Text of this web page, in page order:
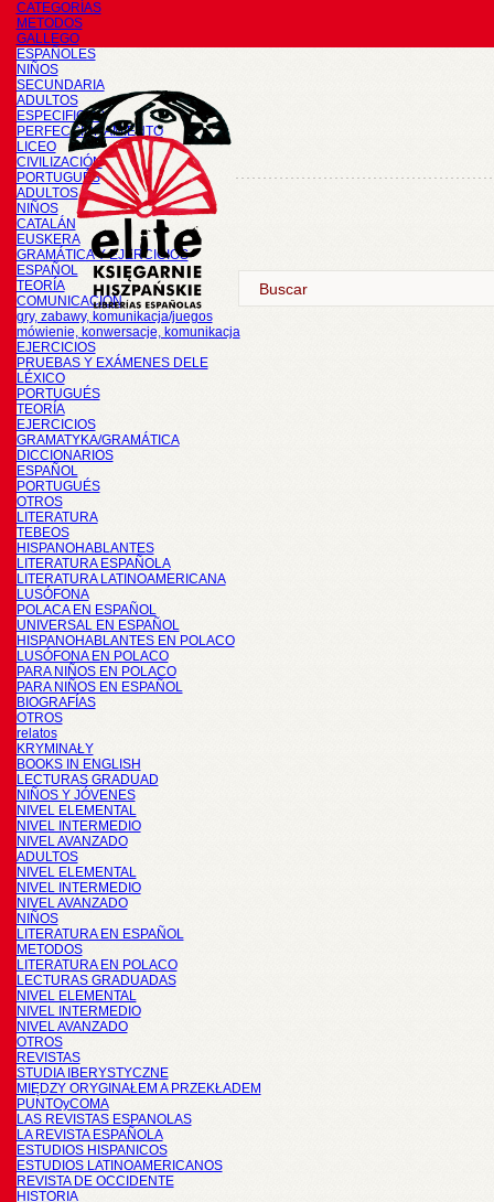
CATEGORÍAS
METODOS
GALLEGO
ESPAÑOLES
NIÑOS
SECUNDARIA
ADULTOS
ESPECIFICOS
PERFECCIONAMIENTO
LICEO
CIVILIZACIÓN
PORTUGUÉS
ADULTOS
NIÑOS
CATALÁN
EUSKERA
GRAMÁTICA Y EJERCICIOS
ESPAÑOL
TEORÍA
COMUNICACIÓN
gry, zabawy, komunikacja/juegos
mówienie, konwersacje, komunikacja
EJERCICIOS
PRUEBAS Y EXÁMENES DELE
LÉXICO
PORTUGUÉS
TEORÍA
EJERCICIOS
GRAMATYKA/GRAMÁTICA
DICCIONARIOS
ESPAÑOL
PORTUGUÉS
OTROS
LITERATURA
TEBEOS
HISPANOHABLANTES
LITERATURA ESPAÑOLA
LITERATURA LATINOAMERICANA
LUSÓFONA
POLACA EN ESPAÑOL
UNIVERSAL EN ESPAÑOL
HISPANOHABLANTES EN POLACO
LUSÓFONA EN POLACO
PARA NIÑOS EN POLACO
PARA NIÑOS EN ESPAÑOL
BIOGRAFÍAS
OTROS
relatos
KRYMINAŁY
BOOKS IN ENGLISH
LECTURAS GRADUAD
NIÑOS Y JÓVENES
NIVEL ELEMENTAL
NIVEL INTERMEDIO
NIVEL AVANZADO
ADULTOS
NIVEL ELEMENTAL
NIVEL INTERMEDIO
NIVEL AVANZADO
NIÑOS
LITERATURA EN ESPAÑOL
METODOS
LITERATURA EN POLACO
LECTURAS GRADUADAS
NIVEL ELEMENTAL
NIVEL INTERMEDIO
NIVEL AVANZADO
OTROS
REVISTAS
STUDIA IBERYSTYCZNE
MIĘDZY ORYGINAŁEM A PRZEKŁADEM
PUNTOyCOMA
LAS REVISTAS ESPANOLAS
LA REVISTA ESPAÑOLA
ESTUDIOS HISPANICOS
ESTUDIOS LATINOAMERICANOS
REVISTA DE OCCIDENTE
HISTORIA